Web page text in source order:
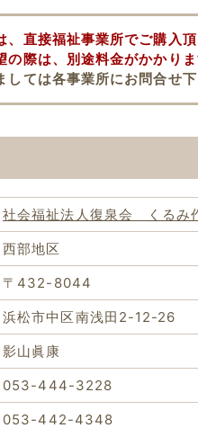
、直接福祉事業所でご購入
の際は、別途料金がかかりま
しては各事業所にお問合せ下
社会福祉法人復泉会 くるみ
西部地区
〒432-8044
浜松市中区南浅田2-12-26
影山眞康
053-444-3228
053-442-4348